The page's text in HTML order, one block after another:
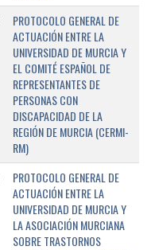
PROTOCOLO GENERAL DE
ACTUACIÓN ENTRE LA
UNIVERSIDAD DE MURCIA Y
EL COMITÉ ESPAÑOL DE
REPRESENTANTES DE
PERSONAS CON
DISCAPACIDAD DE LA
REGIÓN DE MURCIA (CERMI-
RM)
PROTOCOLO GENERAL DE
ACTUACIÓN ENTRE LA
UNIVERSIDAD DE MURCIA Y
LA ASOCIACIÓN MURCIANA
SOBRE TRASTORNOS